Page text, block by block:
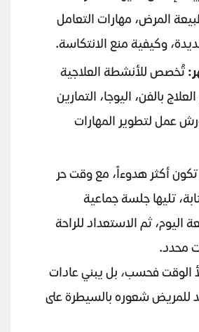
المرض، مهارات التعامل
وكيفية منع الانتكاسة.
: تُخصص للأنشطة العلاجية
بالفن، اليوجا، التمارين
عمل لتطوير المهارات
تكون أكثر هدوءاً، مع وقت حر
تليها جلسة جماعية
اليوم، ثم الاستعداد للراحة
محدد.
الوقت فحسب، بل يبني عادات
للمريض شعوره بالسيطرة على